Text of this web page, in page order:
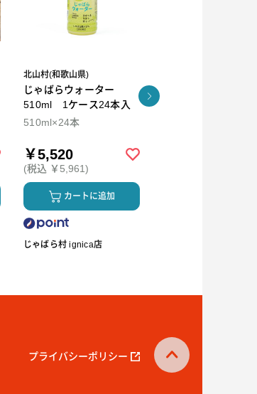
北山村(和歌山県)
じゃばらウォーター
510ml 1ケース24本入
510ml×24本
￥5,520
(税込 ￥5,961)
カートに追加
じゃばら村 ignica店
プライバシーポリシー